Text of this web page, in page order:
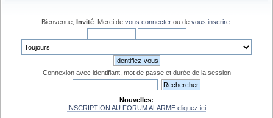
Bienvenue, Invité . Merci de vous connecter ou de vous inscrire
Connexion avec identifiant, mot de passe et durée de la session
Nouvelles:
INSCRIPTION AU FORUM ALARME cliquez ici